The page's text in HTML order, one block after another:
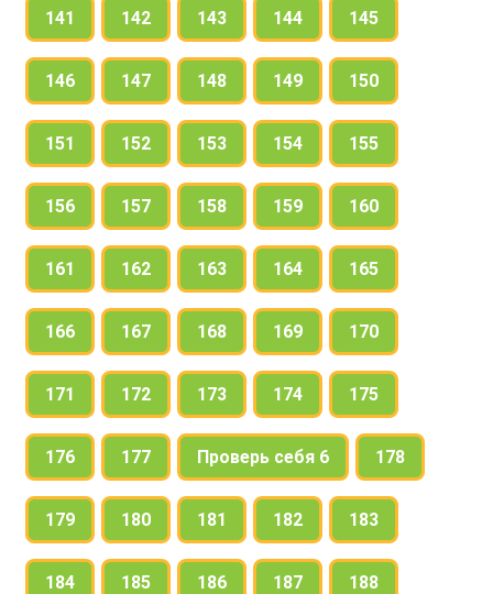
141 142 143 144 145
146 147 148 149 150
151 152 153 154 155
156 157 158 159 160
161 162 163 164 165
166 167 168 169 170
171 172 173 174 175
176 177 Проверь себя 6 178
179 180 181 182 183
184 185 186 187 188